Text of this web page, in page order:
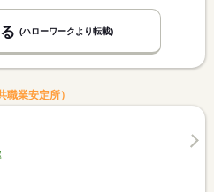
(ハローワークより転載)
業安定所）